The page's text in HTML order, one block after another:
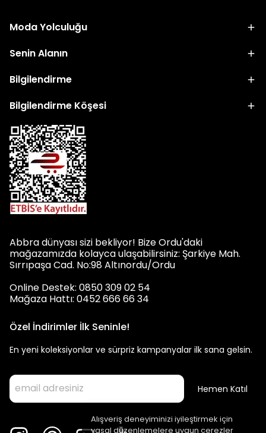
Alışveriş deneyiminizi iyileştirmek için
yasal düzenlemelere uygun çerezler
Moda Yolculuğu
Senin Alanın
Bilgilendirme
Bilgilendirme Köşesi
Abbra dünyası sizi bekliyor! Bize Ordu'daki
mağazamızda kolayca ulaşabilirsiniz: Şarkiye Mah.
Sırrıpaşa Cad. No:98 Altınordu/Ordu
Online Destek: 0850 309 02 54
Mağaza Hattı: 0452 666 66 34
Özel İndirimler İlk Seninle!
En yeni koleksiyonlar ve sürpriz kampanyalar ilk sana gelsin.
Hemen Katıl